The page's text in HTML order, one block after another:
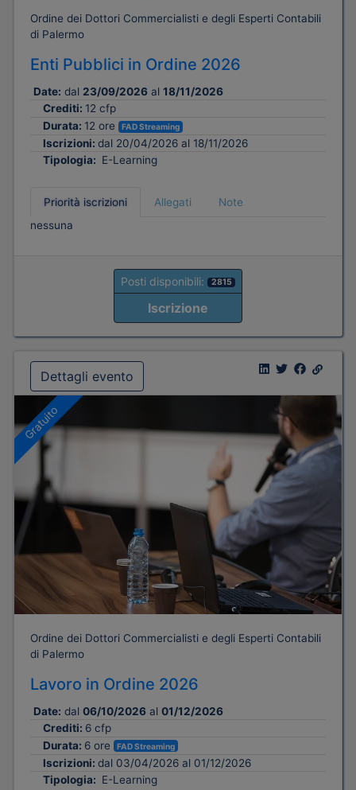
Ordine dei Dottori Commercialisti e degli Esperti Contabili
di Palermo
Enti Pubblici in Ordine 2026
Date: dal 23/09/2026 al 18/11/2026
Crediti: 12 cfp
Durata: 12 ore FAD Streaming
Iscrizioni: dal 20/04/2026 al 18/11/2026
Tipologia: E-Learning
Priorità iscrizioni Allegati
Note
nessuna
Posti disponibili: 2815
Iscrizione
Dettagli evento
Gratuito
Ordine dei Dottori Commercialisti e degli Esperti Contabili
di Palermo
Lavoro in Ordine 2026
Date: dal 06/10/2026 al 01/12/2026
Crediti: 6 cfp
Durata: 6 ore FAD Streaming
Iscrizioni: dal 03/04/2026 al 01/12/2026
Tipologia: E-Learning